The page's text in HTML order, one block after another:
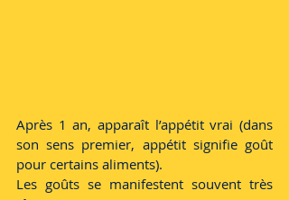
Après 1 an, apparaît l’appétit vrai (dans
son sens premier, appétit signifie goût
pour certains aliments).
Les goûts se manifestent souvent très